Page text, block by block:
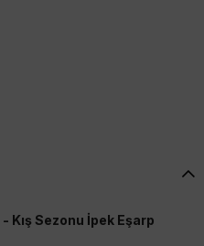
Sezonu İpek Eşarp